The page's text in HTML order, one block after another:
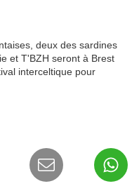
deux des sardines
et T'BZH seront à Brest
interceltique pour